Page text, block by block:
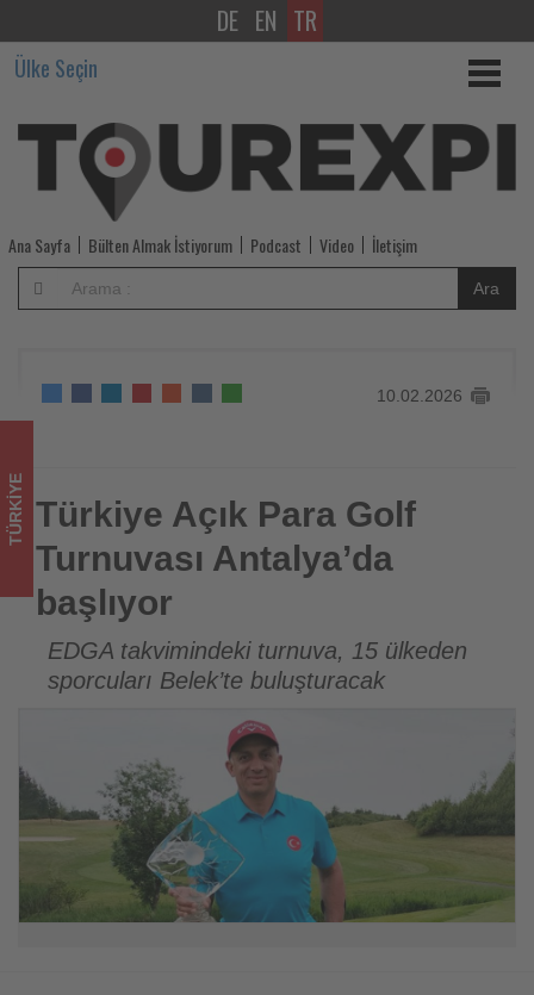
Türkiye
Açık
Para
Golf
Turnuvası
Antalya’da
başlıyor
Tourexpi,
sizler
için
turizmde
olup
bitenleri
takip
DE EN TR
Ülke Seçin
Ana Sayfa Bülten Almak İstiyorum Podcast Video İletişim
Ara
10.02.2026
Türkiye Açık Para Golf Turnuvası Antalya’da başlıyor
TÜRKIYE Türkiye Açık Para Golf
Turnuvası Antalya’da
başlıyor
EDGA takvimindeki turnuva, 15 ülkeden
sporcuları Belek’te buluşturacak